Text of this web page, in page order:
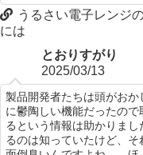
うるさい電子レンジ
には
とおりすがり
2025/03/13
製品開発者たちは頭がお
に鬱陶しい機能だったの
るという情報は助かりま
るのは知っていたけど、